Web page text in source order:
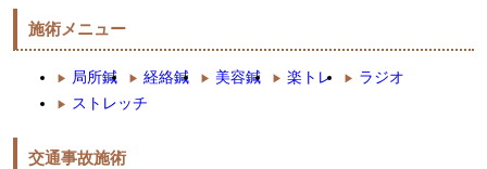
施術メニュー
局所鍼 経絡鍼 美容鍼 楽トレ
ラジオ
ストレッチ
交通事故施術